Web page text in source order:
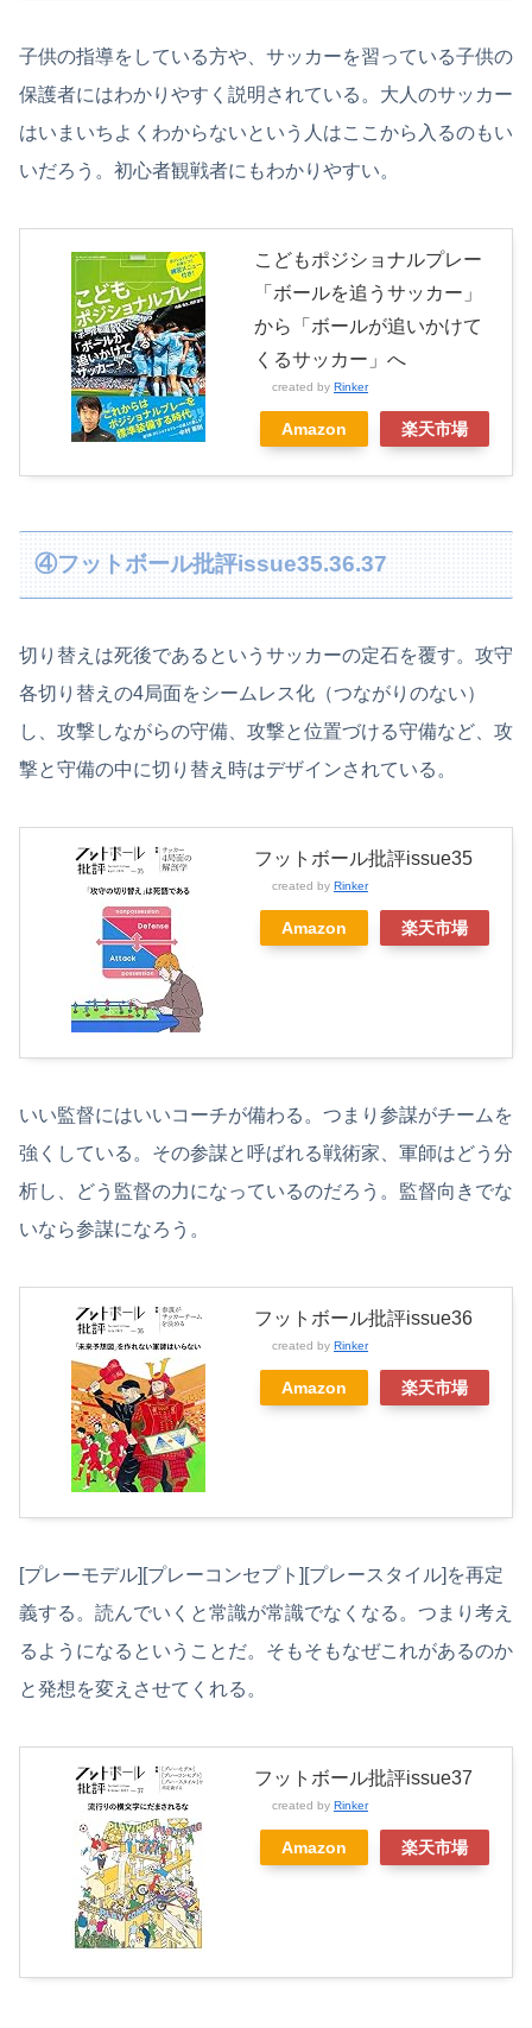
子供の指導をしている方や、サッカーを習っている子供の
保護者にはわかりやすく説明されている。大人のサッカー
はいまいちよくわからないという人はここから入るのもい
いだろう。初心者観戦者にもわかりやすい。
こどもポジショナルプレー
「ボールを追うサッカー」
から「ボールが追いかけて
くるサッカー」へ
created by Rinker
Amazon 楽天市場
④フットボール批評issue35.36.37
切り替えは死後であるというサッカーの定石を覆す。攻守
各切り替えの4局面をシームレス化（つながりのない）
し、攻撃しながらの守備、攻撃と位置づける守備など、攻
撃と守備の中に切り替え時はデザインされている。
フットボール批評issue35
created by Rinker
Amazon 楽天市場
いい監督にはいいコーチが備わる。つまり参謀がチームを
強くしている。その参謀と呼ばれる戦術家、軍師はどう分
析し、どう監督の力になっているのだろう。監督向きでな
いなら参謀になろう。
フットボール批評issue36
created by Rinker
Amazon 楽天市場
[プレーモデル][プレーコンセプト][プレースタイル]を再定
義する。読んでいくと常識が常識でなくなる。つまり考え
るようになるということだ。そもそもなぜこれがあるのか
と発想を変えさせてくれる。
フットボール批評issue37
created by Rinker
Amazon 楽天市場